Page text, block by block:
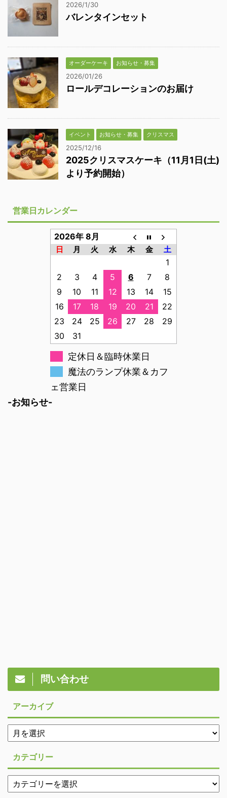
2026/1/30
バレンタインセット
オーダーケーキ お知らせ・募集
2026/01/26
ロールデコレーションのお届け
イベント お知らせ・募集 クリスマス
2025/12/16
2025クリスマスケーキ（11月1日(土)
より予約開始）
営業日カレンダー
2026年 8月
日 月 火 水 木 金 土
1
2
3 4 5 6 7
8
9
10 11 12 13 14
15
16
17 18 19 20 21
22
23
24 25 26 27 28
29
30
31
定休日＆臨時休業日
魔法のランプ休業＆カフ
ェ営業日
-お知らせ-
問い合わせ
アーカイブ
カテゴリー